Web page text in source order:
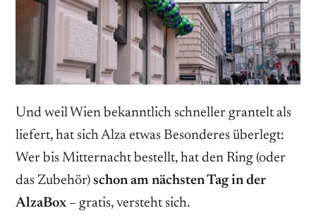
Und weil Wien bekanntlich schneller grantelt als
liefert, hat sich Alza etwas Besonderes überlegt:
Wer bis Mitternacht bestellt, hat den Ring (oder
das Zubehör) schon am nächsten Tag in der
AlzaBox – gratis, versteht sich.